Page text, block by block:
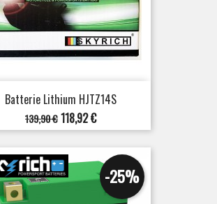
Batterie Lithium HJTZ14S
Prix
de
base
139,90 €Prix
118,92 €
-25%